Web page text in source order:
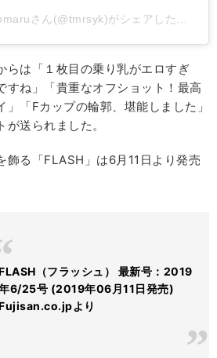
らは「１枚目の乗り乳がエロすぎ
すね」「貴重なオフショット！最高
「Fカップの輪郭、堪能しました」
送られました。
飾る「FLASH」は6月11日より発売
（フラッシュ） 最新号：2019
6/25号 (2019年06月11日発売)
より